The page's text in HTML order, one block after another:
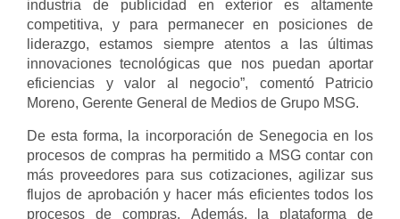
industria de publicidad en exterior es altamente
competitiva, y para permanecer en posiciones de
liderazgo, estamos siempre atentos a las últimas
innovaciones tecnológicas que nos puedan aportar
eficiencias y valor al negocio”, comentó Patricio
Moreno, Gerente General de Medios de Grupo MSG.
De esta forma, la incorporación de Senegocia en los
procesos de compras ha permitido a MSG contar con
más proveedores para sus cotizaciones, agilizar sus
flujos de aprobación y hacer más eficientes todos los
procesos de compras. Además, la plataforma de